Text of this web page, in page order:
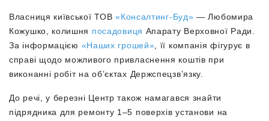
Власниця київської ТОВ«Консалтинг-Буд» — Любомира
Кожушко, колишня посадовиця Апарату Верховної Ради.
За інформацією «Наших грошей» , її компанія фігурує в
справі щодо можливого привласнення коштів при
виконанні робіт на об’єктах Держспецзв’язку.
До речі, у березні Центр також намагався знайти
підрядника для ремонту 1–5 поверхів установи на